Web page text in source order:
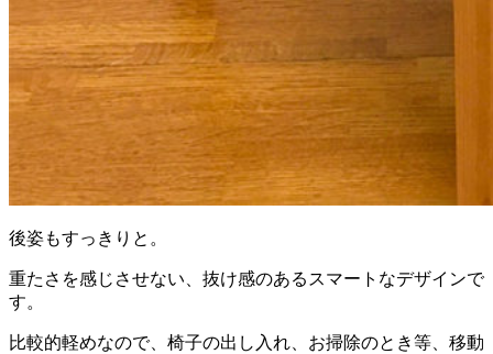
後姿もすっきりと。
重たさを感じさせない、抜け感のあるスマートなデザインで
す。
比較的軽めなので、椅子の出し入れ、お掃除のとき等、移動